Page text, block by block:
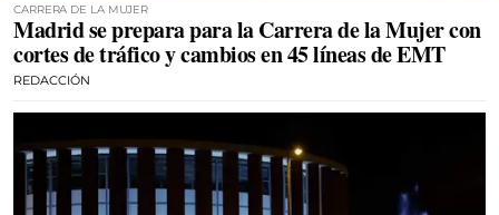
CARRERA DE LA MUJER
Madrid se prepara para la Carrera de la Mujer con
cortes de tráfico y cambios en 45 líneas de EMT
REDACCIÓN